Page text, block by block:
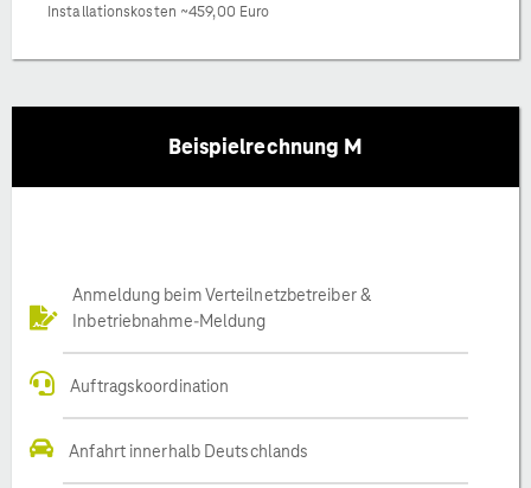
Installationskosten ~459,00 Euro
Beispielrechnung M
Anmeldung beim Verteilnetzbetreiber &
Inbetriebnahme-Meldung
Auftragskoordination
Anfahrt innerhalb Deutschlands